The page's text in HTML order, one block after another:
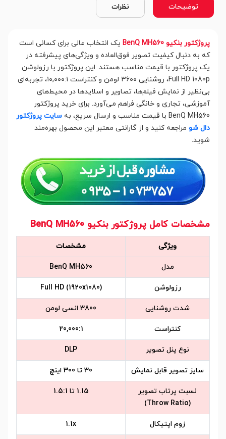
توضیحات نظرات
پروژکتور بنکیو BenQ MH560
یک انتخاب عالی برای کسانی است
که به دنبال کیفیت تصویر فوق‌العاده و ویژگی‌های پیشرفته در
یک پروژکتور با قیمت مناسب هستند. این پروژکتور با رزولوشن
Full HD 1080p، روشنایی ۳۶۰۰ لومن و کنتراست ۱۰,۰۰۰:۱، تجربه‌ای
بی‌نظیر از نمایش فیلم‌ها، تصاویر و اسلایدها در محیط‌های
آموزشی، تجاری و خانگی فراهم می‌آورد. برای خرید پروژکتور
BenQ MH560 با قیمت مناسب و ارسال سریع، به
سایت پروژکتور
دال شو مراجعه کنید و از گارانتی معتبر این محصول بهره‌مند
شوید.
مشخصات کامل پروژکتور بنکیو BenQ MH560
ویژگی مشخصات
مدل BenQ MH560
رزولوشن Full HD (1920x1080)
شدت روشنایی 3800 انسی لومن
کنتراست 20,000:1
نوع پنل تصویر DLP
سایز تصویر قابل نمایش 30 تا 300 اینچ
نسبت پرتاب تصویر
(Throw Ratio)
1.15 تا 1.5:1
زوم اپتیکال 1.1x